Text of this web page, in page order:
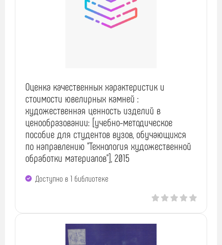
Оценка качественных характеристик и
стоимости ювелирных камней :
художественная ценность изделий в
ценообразовании: [учебно-методическое
пособие для студентов вузов, обучающихся
по направлению "Технология художественной
обработки материалов"], 2015
Доступно в 1 библиотекe